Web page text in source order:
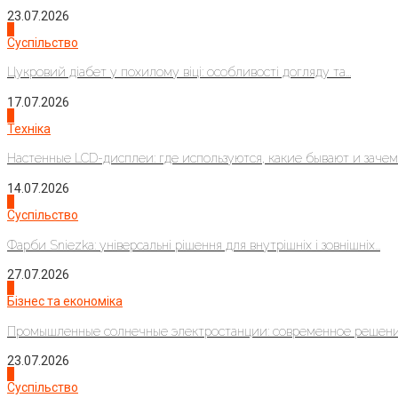
23.07.2026
Суспільство
Цукровий діабет у похилому віці: особливості догляду та...
17.07.2026
Техніка
Настенные LCD-дисплеи: где используются, какие бывают и
14.07.2026
Суспільство
Фарби Sniezka: універсальні рішення для внутрішніх і зовнішніх...
27.07.2026
Бізнес та економіка
Промышленные солнечные электростанции: современное
23.07.2026
Суспільство